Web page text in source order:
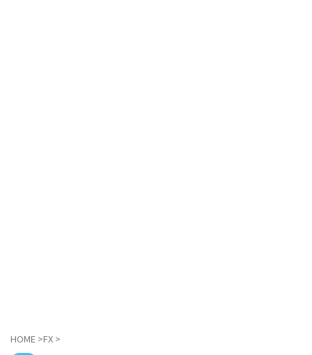
HOME >FX >